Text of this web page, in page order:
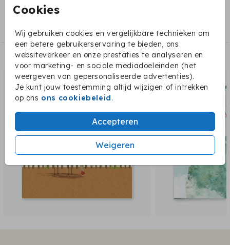
Cookies
Wij gebruiken cookies en vergelijkbare technieken om
een betere gebruikerservaring te bieden, ons
websiteverkeer en onze prestaties te analyseren en
voor marketing- en sociale mediadoeleinden (het
weergeven van gepersonaliseerde advertenties).
Je kunt jouw toestemming altijd wijzigen of intrekken
op ons ons cookiebeleid.
Accepteren
Weigeren
Collectie
overige geboortekaartjes
Dit vind je misschien ook leuk: